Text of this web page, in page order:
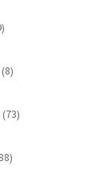
izdelkov
8izdelkov
73izdelkov
izdelkov